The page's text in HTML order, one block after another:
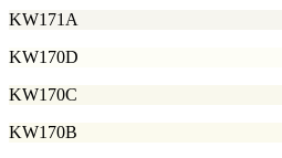
KW171A
KW170D
KW170C
KW170B